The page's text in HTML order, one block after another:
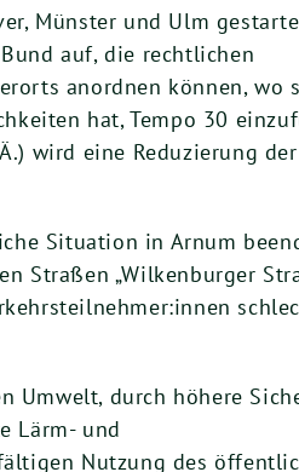
Münster und Ulm
auf, die rechtlichen
anordnen können, wo
hat, Tempo 30
wird eine Reduzierung der
Situation in Arnum
Straßen „Wilkenburger
Umwelt, durch höhere
Lärm- und
Nutzung des